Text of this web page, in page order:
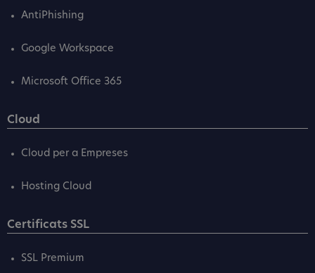
AntiPhishing
Google Workspace
Microsoft Office 365
Cloud
Cloud per a Empreses
Hosting Cloud
Certificats SSL
SSL Premium